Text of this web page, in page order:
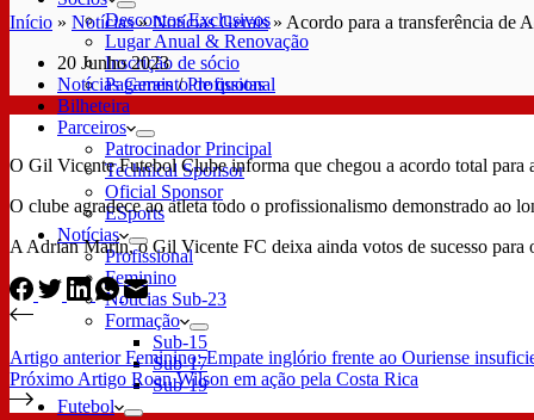
Descontos Exclusivos
Lugar Anual & Renovação
Inscrição de sócio
Pagamento de quotas
Bilheteira
Parceiros
Patrocinador Principal
Technical Sponsor
Oficial Sponsor
ESports
Notícias
Profissional
Feminino
Notícias Sub-23
Formação
Sub-15
Sub-17
Sub-19
Futebol
Início » Notícias»Notícias Gerais» Acordo para a transferência de
20 Junho 2023
Notícias Gerais/Profissional
O Gil Vicente Futebol Clube informa que chegou a acordo total
O clube agradece ao atleta todo o profissionalismo demonstrado ao
A Adrían Marín, o Gil Vicente FC deixa ainda votos de sucesso para
Artigo anteriorFeminino: Empate inglório frente ao Ouriense
Próximo Artigo Roan Wilson em ação pela Costa Rica